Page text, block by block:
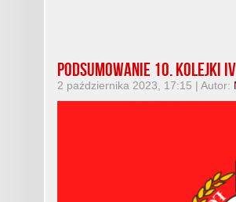
Podsumowanie 10. kolejki
2 października 2023, 17:15 | Autor: